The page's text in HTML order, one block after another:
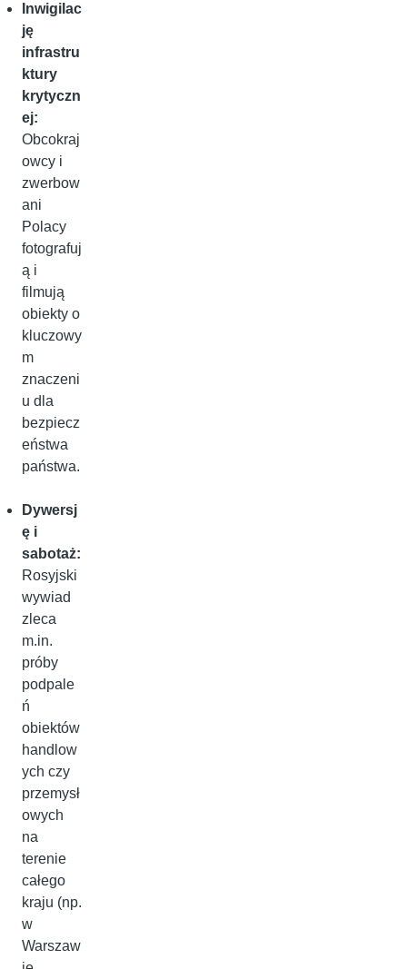
Inwigilac
ję
infrastru
ktury
krytyczn
ej:
Obcokraj
owcy i
zwerbow
ani
Polacy
fotografuj
ą i
filmują
obiekty o
kluczowy
m
znaczeni
u dla
bezpiecz
eństwa
państwa.
Dywersj
ę i
sabotaż:
Rosyjski
wywiad
zleca
m.in.
próby
podpale
ń
obiektów
handlow
ych czy
przemysł
owych
na
terenie
całego
kraju (np.
w
Warszaw